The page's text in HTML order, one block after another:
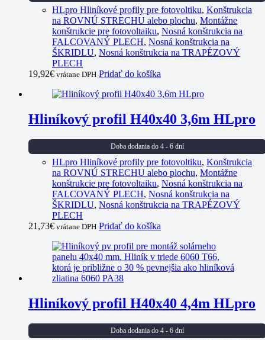
HLpro Hliníkové profily pre fotovoltiku, Konštrukcia
na ROVNÚ STRECHU alebo plochu, Montážne
konštrukcie pre fotovoltaiku, Nosná konštrukcia na
FALCOVANÝ PLECH, Nosná konštrukcia na
ŠKRIDLU, Nosná konštrukcia na TRAPÉZOVÝ
PLECH
19,92€ vrátane DPH Pridať do košíka
Hliníkový profil H40x40 3,6m HLpro
Doba dodania do 4 - 6 dní
HLpro Hliníkové profily pre fotovoltiku, Konštrukcia
na ROVNÚ STRECHU alebo plochu, Montážne
konštrukcie pre fotovoltaiku, Nosná konštrukcia na
FALCOVANÝ PLECH, Nosná konštrukcia na
ŠKRIDLU, Nosná konštrukcia na TRAPÉZOVÝ
PLECH
21,73€ vrátane DPH Pridať do košíka
Hliníkový profil H40x40 4,4m HLpro
Doba dodania do 4 - 6 dní